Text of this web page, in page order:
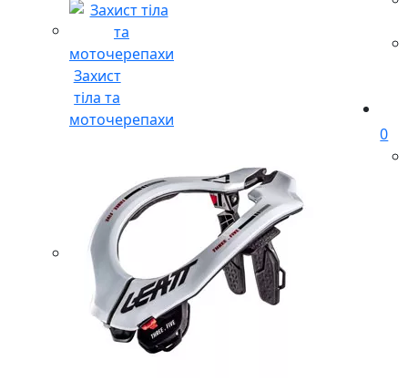
Захист
тіла та
моточерепахи
0